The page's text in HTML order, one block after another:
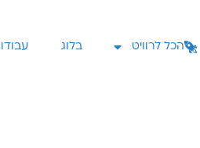
הכל לרוויט בלוג